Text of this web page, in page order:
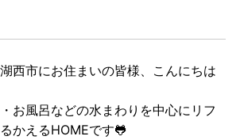
西市にお住まいの皆様、こんにちは
お風呂などの水まわりを中心にリフ
かえるHOMEです🐸